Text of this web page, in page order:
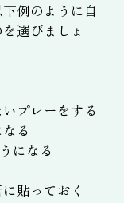
例のように自
選びましょ
プレーをする
る
になる
貼っておく